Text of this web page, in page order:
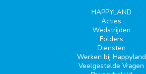
HAPPYLAND
Acties
Wedstrijden
Folders
Diensten
Werken bij Happyland
Veelgestelde Vragen